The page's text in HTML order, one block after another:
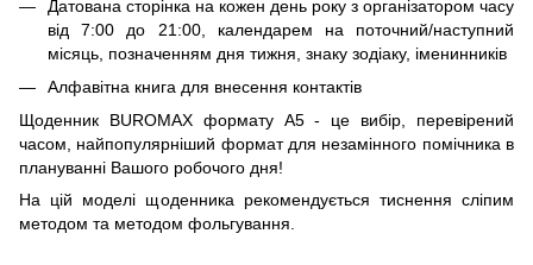
Датована сторінка на кожен день року з організатором часу
від 7:00 до 21:00, календарем на поточний/наступний
місяць, позначенням дня тижня, знаку зодіаку, іменинників
Алфавітна книга для внесення контактів
Щоденник BUROMAX формату А5 - це вибір, перевірений
часом, найпопулярніший формат для незамінного помічника в
плануванні Вашого робочого дня!
На цій моделі щоденника рекомендується тиснення сліпим
методом та методом фольгування.